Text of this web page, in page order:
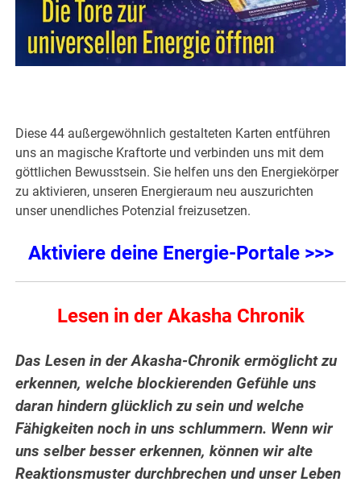
Diese 44 außergewöhnlich gestalteten Karten entführen
uns an magische Kraftorte und verbinden uns mit dem
göttlichen Bewusstsein. Sie helfen uns den Energiekörper
zu aktivieren, unseren Energieraum neu auszurichten
unser unendliches Potenzial freizusetzen.
Aktiviere deine Energie-Portale >>>
Lesen in der Akasha Chronik
Das Lesen in der Akasha-Chronik ermöglicht zu
erkennen, welche blockierenden Gefühle uns
daran hindern glücklich zu sein und welche
Fähigkeiten noch in uns schlummern. Wenn wir
uns selber besser erkennen, können wir alte
Reaktionsmuster durchbrechen und unser Leben